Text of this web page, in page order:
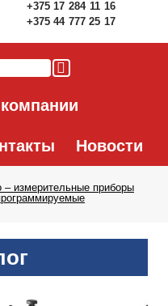
+375 17 284 11 16
+375 44 777 25 17
Новости
– измерительные приборы